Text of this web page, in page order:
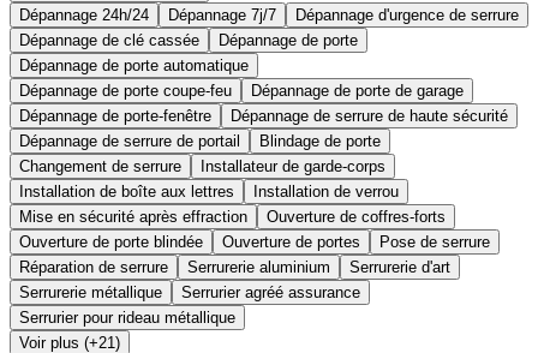
Dépannage 24h/24
Dépannage 7j/7
Dépannage d'urgence de serrure
Dépannage de clé cassée
Dépannage de porte
Dépannage de porte automatique
Dépannage de porte coupe-feu
Dépannage de porte de garage
Dépannage de porte-fenêtre
Dépannage de serrure de haute sécurité
Dépannage de serrure de portail
Blindage de porte
Changement de serrure
Installateur de garde-corps
Installation de boîte aux lettres
Installation de verrou
Mise en sécurité après effraction
Ouverture de coffres-forts
Ouverture de porte blindée
Ouverture de portes
Pose de serrure
Réparation de serrure
Serrurerie aluminium
Serrurerie d'art
Serrurerie métallique
Serrurier agréé assurance
Serrurier pour rideau métallique
Voir plus (+21)